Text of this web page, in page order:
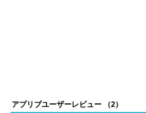
アプリブユーザーレビュー （2）